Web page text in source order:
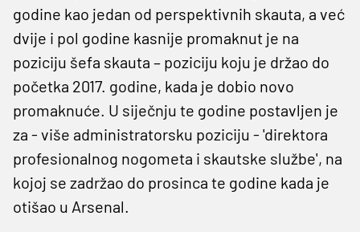
godine kao jedan od perspektivnih skauta, a već
dvije i pol godine kasnije promaknut je na
poziciju šefa skauta – poziciju koju je držao do
početka 2017. godine, kada je dobio novo
promaknuće. U siječnju te godine postavljen je
za - više administratorsku poziciju - 'direktora
profesionalnog nogometa i skautske službe', na
kojoj se zadržao do prosinca te godine kada je
otišao u Arsenal.